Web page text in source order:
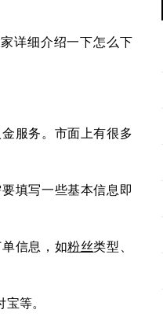
详细介绍一下怎么下
服务。市面上有很多
填写一些基本信息即
信息，如粉丝类型、
等。